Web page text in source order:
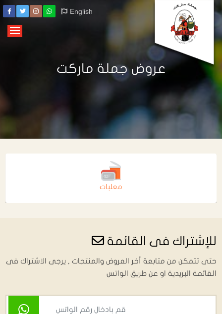
English
عروض جملة ماركت
معلبات
للإشتراك فى القائمة
حتى تتمكن من متابعة أخر العروض والمنتجات , يرجى الاشتراك فى
القائمة البريدية او عن طريق الواتس